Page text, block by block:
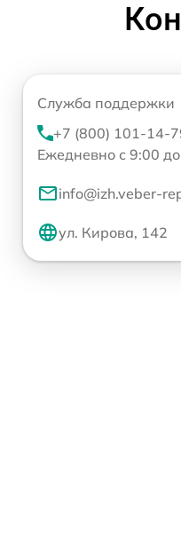
Служба поддержки
+7 (800) 101-14-
Ежедневно с 9:00
info@izh.veber-
ул. Кирова, 142